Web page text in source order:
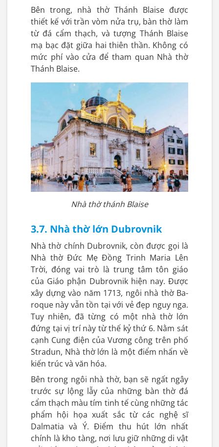
Bên trong, nhà thờ Thánh Blaise được
thiết kế với trần vòm nửa trụ, bàn thờ làm
từ đá cẩm thạch, và tượng Thánh Blaise
mạ bạc đặt giữa hai thiên thần. Không có
mức phí vào cửa để tham quan Nhà thờ
Thánh Blaise.
Nhà thờ thánh Blaise
3.7. Nhà thờ lớn Dubrovnik
Nhà thờ chính Dubrovnik, còn được gọi là
Nhà thờ Đức Mẹ Đồng Trinh Maria Lên
Trời, đóng vai trò là trung tâm tôn giáo
của Giáo phận Dubrovnik hiện nay. Được
xây dựng vào năm 1713, ngôi nhà thờ Ba-
roque này vẫn tồn tại với vẻ đẹp nguy nga.
Tuy nhiên, đã từng có một nhà thờ lớn
đứng tại vị trí này từ thế kỷ thứ 6. Nằm sát
cạnh Cung điện của Vương công trên phố
Stradun, Nhà thờ lớn là một điểm nhấn về
kiến trúc và văn hóa.
Bên trong ngôi nhà thờ, bạn sẽ ngất ngây
trước sự lộng lẫy của những bàn thờ đá
cẩm thạch màu tím tinh tế cùng những tác
phẩm hội họa xuất sắc từ các nghệ sĩ
Dalmatia và Ý. Điểm thu hút lớn nhất
chính là kho tàng, nơi lưu giữ những di vật